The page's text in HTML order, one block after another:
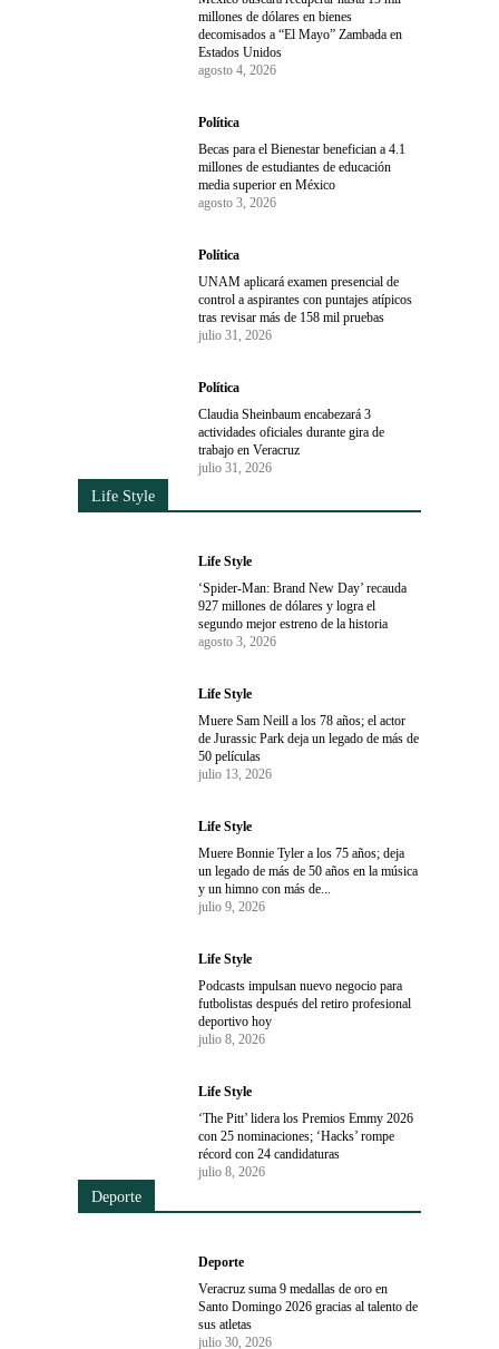
millones de dólares en bienes
decomisados a “El Mayo” Zambada en
Estados Unidos
agosto 4, 2026
Política
Becas para el Bienestar benefician a 4.1
millones de estudiantes de educación
media superior en México
agosto 3, 2026
Política
UNAM aplicará examen presencial de
control a aspirantes con puntajes atípicos
tras revisar más de 158 mil pruebas
julio 31, 2026
Política
Claudia Sheinbaum encabezará 3
actividades oficiales durante gira de
trabajo en Veracruz
julio 31, 2026
Life Style
Life Style
‘Spider-Man: Brand New Day’ recauda
927 millones de dólares y logra el
segundo mejor estreno de la historia
agosto 3, 2026
Life Style
Muere Sam Neill a los 78 años; el actor
de Jurassic Park deja un legado de más de
50 películas
julio 13, 2026
Life Style
Muere Bonnie Tyler a los 75 años; deja
un legado de más de 50 años en la música
y un himno con más de...
julio 9, 2026
Life Style
Podcasts impulsan nuevo negocio para
futbolistas después del retiro profesional
deportivo hoy
julio 8, 2026
Life Style
‘The Pitt’ lidera los Premios Emmy 2026
con 25 nominaciones; ‘Hacks’ rompe
récord con 24 candidaturas
julio 8, 2026
Deporte
Deporte
Veracruz suma 9 medallas de oro en
Santo Domingo 2026 gracias al talento de
sus atletas
julio 30, 2026